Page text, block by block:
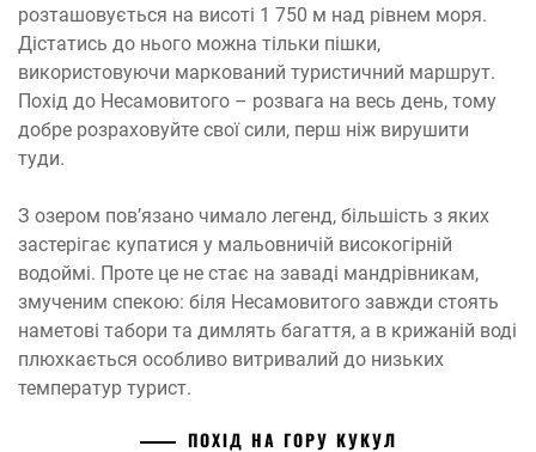
розташовується на висоті 1 750 м над рівнем моря.
Дістатись до нього можна тільки пішки,
використовуючи маркований туристичний маршрут.
Похід до Несамовитого – розвага на весь день, тому
добре розраховуйте свої сили, перш ніж вирушити
туди.
З озером пов’язано чимало легенд, більшість з яких
застерігає купатися у мальовничій високогірній
водоймі. Проте це не стає на заваді мандрівникам,
змученим спекою: біля Несамовитого завжди стоять
наметові табори та димлять багаття, а в крижаній воді
плюхкається особливо витривалий до низьких
температур турист.
ПОХІД НА ГОРУ КУКУЛ